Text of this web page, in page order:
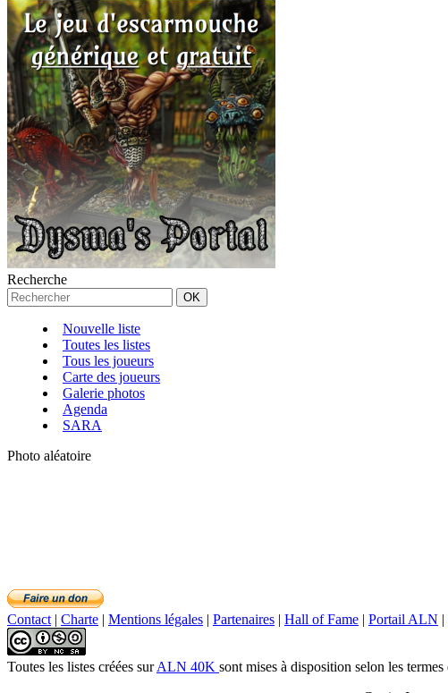
Recherche
Nouvelle liste
Toutes les listes
Tous les joueurs
Carte des joueurs
Galerie photos
Agenda
SARA
Photo aléatoire
Contact | Charte | Mentions légales | Partenaires | Hall of Fame | Portail ALN |
Toutes les listes créées surALN 40K sont mises à disposition selon les termes